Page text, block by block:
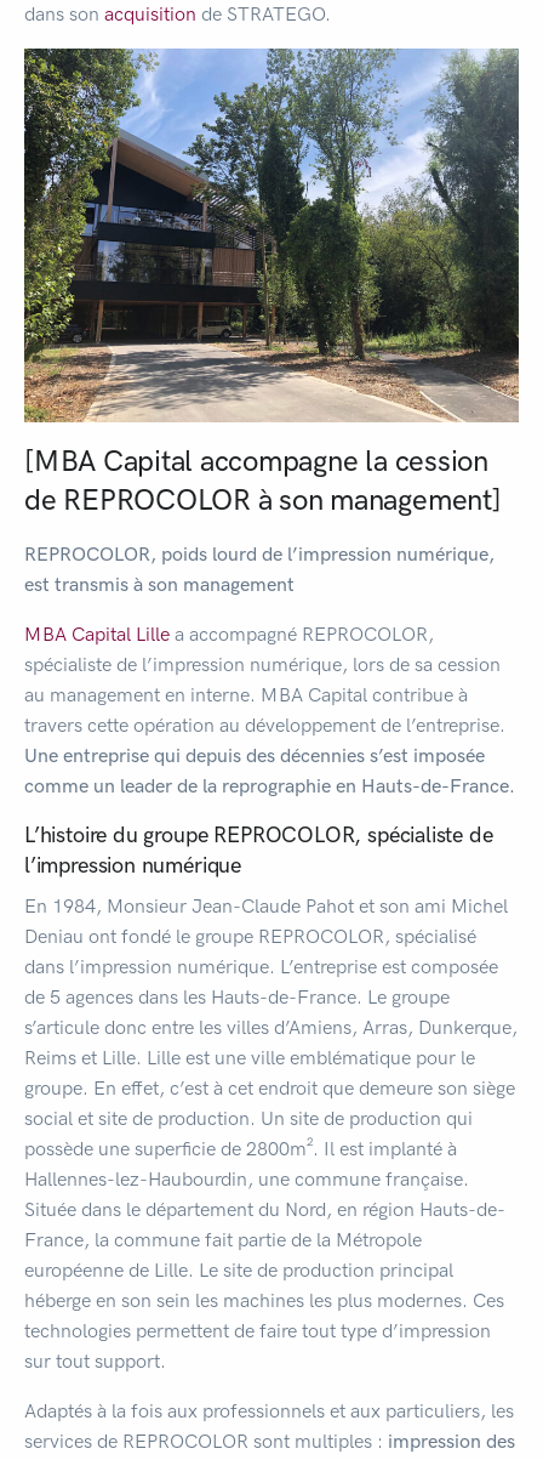
dans son acquisition de STRATEGO.
[MBA Capital accompagne la cession
de REPROCOLOR à son management]
REPROCOLOR, poids lourd de l’impression numérique,
est transmis à son management
MBA Capital Lille a accompagné REPROCOLOR,
spécialiste de l’impression numérique, lors de sa cession
au management en interne. MBA Capital contribue à
travers cette opération au développement de l’entreprise.
Une entreprise qui depuis des décennies s’est imposée
comme un leader de la reprographie en Hauts-de-France.
L’histoire du groupe REPROCOLOR, spécialiste de
l’impression numérique
En 1984, Monsieur Jean-Claude Pahot et son ami Michel
Deniau ont fondé le groupe REPROCOLOR, spécialisé
dans l’impression numérique. L’entreprise est composée
de 5 agences dans les Hauts-de-France. Le groupe
s’articule donc entre les villes d’Amiens, Arras, Dunkerque,
Reims et Lille. Lille est une ville emblématique pour le
groupe. En effet, c’est à cet endroit que demeure son siège
social et site de production. Un site de production qui
possède une superficie de 2800m². Il est implanté à
Hallennes-lez-Haubourdin, une commune française.
Située dans le département du Nord, en région Hauts-de-
France, la commune fait partie de la Métropole
européenne de Lille. Le site de production principal
héberge en son sein les machines les plus modernes. Ces
technologies permettent de faire tout type d’impression
sur tout support.
Adaptés à la fois aux professionnels et aux particuliers, les
services de REPROCOLOR sont multiples : impression des